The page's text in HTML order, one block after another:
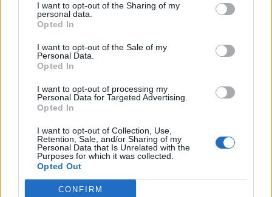
I want to opt-out of the Sharing of my
personal data.
Opted In
I want to opt-out of the Sale of my
Personal Data.
Opted In
I want to opt-out of processing my
Personal Data for Targeted Advertising.
Opted In
I want to opt-out of Collection, Use,
Retention, Sale, and/or Sharing of my
Personal Data that Is Unrelated with the
Purposes for which it was collected.
Opted Out
CONFIRM
FOTÓ: HAÁZ VINCE